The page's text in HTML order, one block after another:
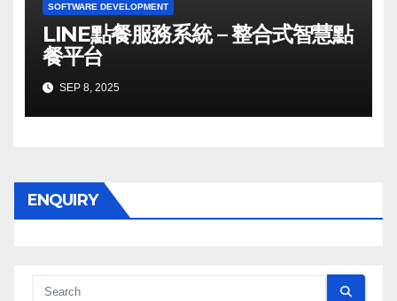
SOFTWARE DEVELOPMENT
LINE點餐服務系統 – 整合式智慧點
餐平台
SEP 8, 2025
ENQUIRY